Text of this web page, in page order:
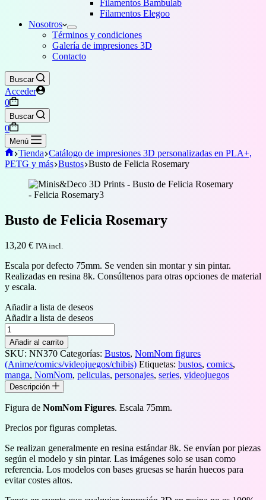
Filamentos Bambulab
Filamentos Elegoo
Nosotros
Términos y condiciones
Galería de impresiones 3D
Contacto
Buscar
Acceder
Carro
de
compra
0
Buscar
Carro
de
compra
0
Menú
Inicio
Tienda Catálogo de impresiones 3D personalizadas en PLA+,
PETG y más Bustos Busto de Felicia Rosemary
Busto de Felicia Rosemary
13,20 € IVA incl.
Escala por defecto 75mm. Se venden sin montar y sin pintar.
Realizadas en resina 8k. Consúltenos para otras opciones de material
y escala.
Añadir a lista de deseos
Añadir a lista de deseos
Busto
de
Felicia
Rosemary
cantidad
Añadir al carrito
SKU: NN370 Categorías: Bustos, NomNom figures
(Anime/comics/videojuegos/chibis) Etiquetas: bustos, comics,
manga, NomNom, peliculas, personajes, series, videojuegos
Descripción
Figura de NomNom Figures. Escala 75mm.
Precios por figuras completas.
Se realizan generalmente en resina estándar 8k. Se envían por piezas
según el modelo y sin pintar. Las imágenes solo se usan como
referencia. Los modelos con bases gruesas se harán huecos para
evitar costes altos.